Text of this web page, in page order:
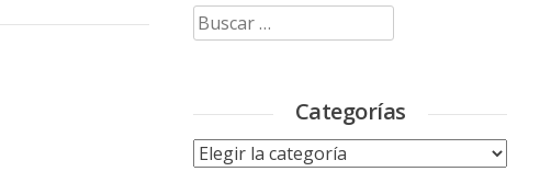
Buscar:
Categorías
Categorías